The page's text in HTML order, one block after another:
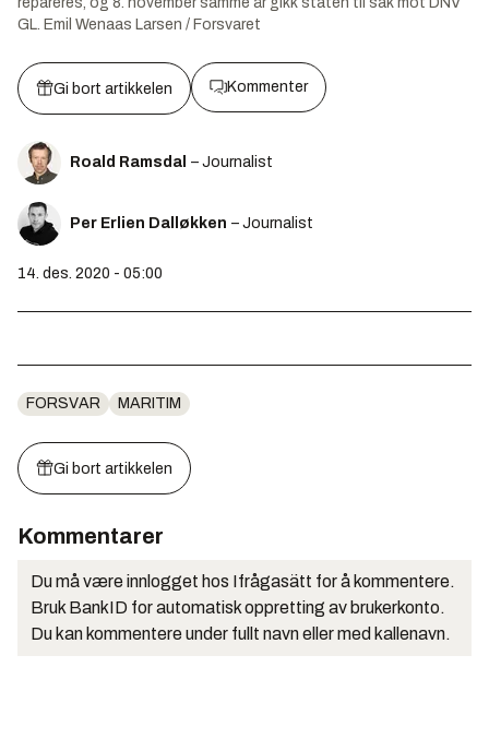
GL. Emil Wenaas Larsen / Forsvaret
Gi bort artikkelen Kommenter
Roald Ramsdal – Journalist
Per Erlien Dalløkken – Journalist
14. des. 2020 - 05:00
FORSVAR MARITIM
Gi bort artikkelen
Kommentarer
Du må være innlogget hos Ifrågasätt for å kommentere.
Bruk BankID for automatisk oppretting av brukerkonto.
Du kan kommentere under fullt navn eller med kallenavn.